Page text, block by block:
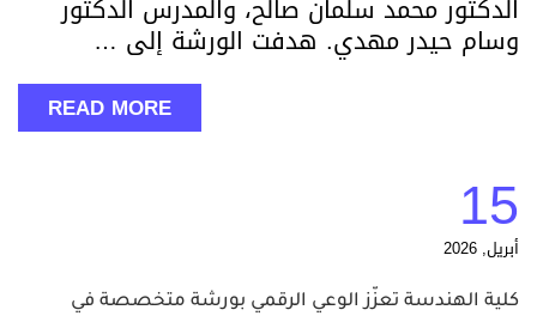
الدكتور محمد سلمان صالح، والمدرس الدكتور
وسام حيدر مهدي. هدفت الورشة إلى …
READ MORE
15
أبريل, 2026
كلية الهندسة تعزّز الوعي الرقمي بورشة متخصصة في